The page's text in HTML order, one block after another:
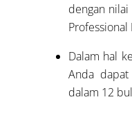
dengan
Dalam hal
Anda
dalam 12